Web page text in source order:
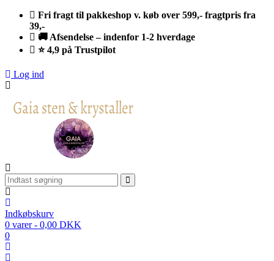
Fri fragt til pakkeshop v. køb over 599,- fragtpris fra
39,-
🚚 Afsendelse – indenfor 1-2 hverdage
⭐ 4,9 på Trustpilot
Log ind
Indkøbskurv
0 varer - 0,00 DKK
0